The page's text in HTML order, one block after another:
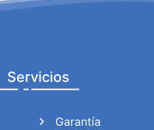
Servicios
Garantía